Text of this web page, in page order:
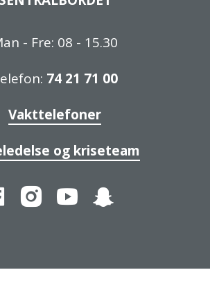
- Fre: 08 - 15.30
74 21 71 00
Vakttelefoner
og kriseteam
FacebookInstagramYouTube